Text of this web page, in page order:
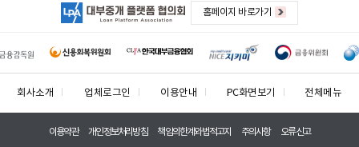
홈페이지 바로가기
회사소개 업체로그인 이용안내 PC화면보기 전체메뉴
이용약관 개인정보처리방침 책임의한계와법적고지 주의사항 오류신고